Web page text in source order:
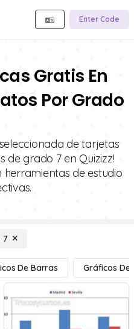
Enter Code
Gratis En
Por Grado
de tarjetas
de grado 7 en Quizizz!
de estudio
7
De Barras Gráficos De